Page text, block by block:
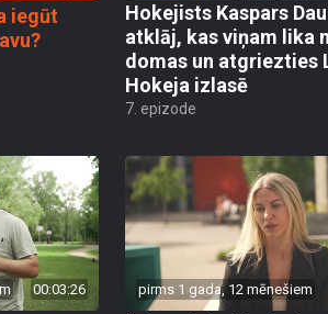
iegūt
Hokejists Kaspars
atklāj, kas viņam lika
domas un atgriezties
Hokeja izlasē
7. epizode
00:03:26 pirms 1 gada, 12 mēnešiem